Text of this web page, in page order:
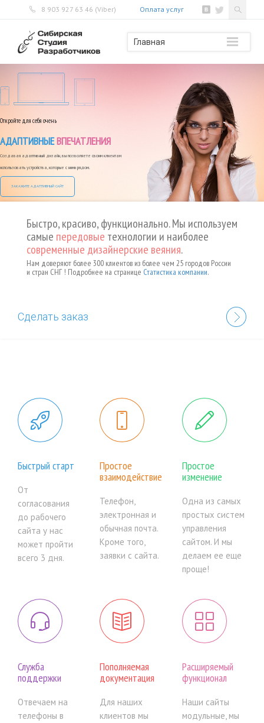
8 903 927 63 46 (Viber) Оплата услуг
Главная
Откройте для себя очень
АДАПТИВНЫЕВПЕЧАТЛЕНИЯ
Создавая адаптивный дизайн, вы позволяете своим клиентам
использовать устройства, которые с ними рядом.
ЗАКАЖИТЕ АДАПТИВНЫЙ САЙТ
Быстро, красиво, функционально. Мы используем
самые передовые технологии и наиболее
современные дизайнерские веяния.
Нам доверяют более 300 клиентов из более чем 25 городов России
и стран СНГ ! Подробнее на странице Статистика компании.
Сделать заказ
Быстрый старт
От
согласования
до рабочего
сайта у нас
может пройти
всего 3 дня.
Простое
взаимодействие
Телефон,
электронная и
обычная почта.
Кроме того,
заявки с сайта.
Простое
изменение
Одна из самых
простых систем
управления
сайтом. И мы
делаем ее еще
проще!
Служба
поддержки
Отвечаем на
телефоны в
Пополняемая
документация
Для наших
клиентов мы
Расширяемый
функционал
Наши сайты
модульные, мы